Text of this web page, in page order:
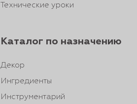
Технические уроки
Каталог по назначению
Декор
Ингредиенты
Инструментарий